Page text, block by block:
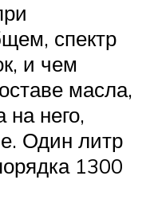
спектр
и чем
масла,
него,
Один литр
1300